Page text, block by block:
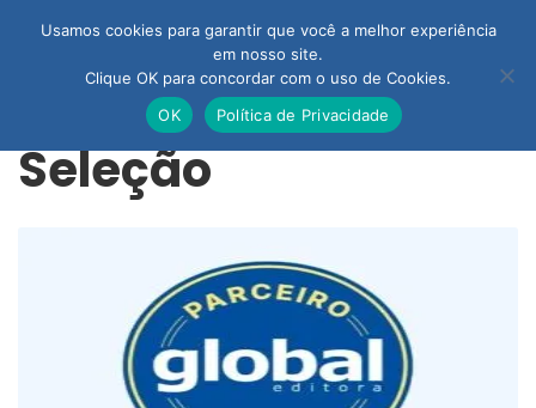
Seleção
Usamos cookies para garantir que você a melhor experiência
em nosso site.
Clique OK para concordar com o uso de Cookies.
OK
Política de Privacidade